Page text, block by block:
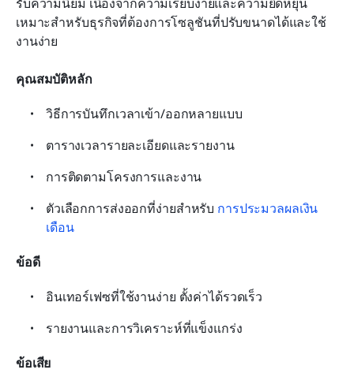
เหมาะสำหรับธุรกิจที่ต้องการโซลูชันที่ปรับขนาดได้และใช้
งานง่าย
คุณสมบัติหลัก
วิธีการบันทึกเวลาเข้า/ออกหลายแบบ
ตารางเวลารายละเอียดและรายงาน
การติดตามโครงการและงาน
ตัวเลือกการส่งออกที่ง่ายสำหรับ การประมวลผลเงิน
เดือน
ข้อดี
อินเทอร์เฟซที่ใช้งานง่าย ตั้งค่าได้รวดเร็ว
รายงานและการวิเคราะห์ที่แข็งแกร่ง
ข้อเสีย